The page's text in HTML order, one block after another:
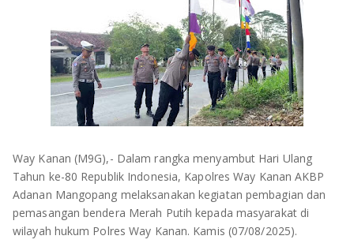
METRO
LAMPUNG TENGAH
LAMPUNG UTARA
LAMPUNG BARAT
LAMPUNG SELATAN
OLAHRAGA
ADVETORIAL
Way Kanan (M9G),- Dalam rangka menyambut Hari Ulang
Tahun ke-80 Republik Indonesia, Kapolres Way Kanan AKBP
Adanan Mangopang melaksanakan kegiatan pembagian dan
pemasangan bendera Merah Putih kepada masyarakat di
wilayah hukum Polres Way Kanan. Kamis (07/08/2025).